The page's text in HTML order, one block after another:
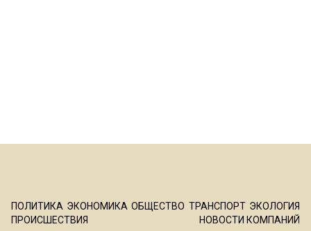
ПОЛИТИКА ЭКОНОМИКА ОБЩЕСТВО ТРАНСПОРТ ЭКОЛОГИЯ
ПРОИСШЕСТВИЯ
НОВОСТИ КОМПАНИЙ